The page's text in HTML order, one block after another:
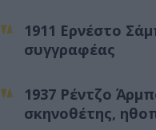
1911 Ερνέστο
συγγραφέας
1937 Ρέντζο
σκηνοθέτης,